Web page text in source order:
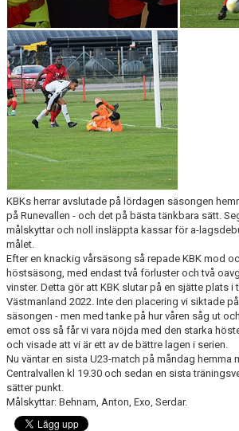
KBKs herrar avslutade på lördagen säsongen
på Runevallen - och det på bästa tänkbara sätt.
målskyttar och noll insläppta kassar för a-
målet.
Efter en knackig vårsäsong så repade KBK mod
höstsäsong, med endast två förluster och två
vinster. Detta gör att KBK slutar på en sjätte plats i
Västmanland 2022. Inte den placering vi siktade
säsongen - men med tanke på hur våren såg ut
emot oss så får vi vara nöjda med den starka
och visade att vi är ett av de bättre lagen i serien.
Nu väntar en sista U23-match på måndag hemma
Centralvallen kl 19.30 och sedan en sista
sätter punkt.
Målskyttar: Behnam, Anton, Exo, Serdar.